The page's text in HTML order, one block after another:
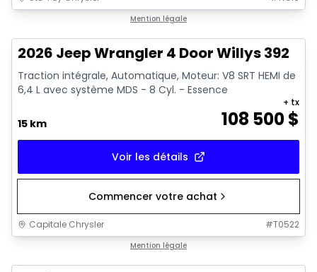
Mention légale
2026 Jeep Wrangler 4 Door Willys 392
Traction intégrale, Automatique, Moteur: V8 SRT HEMI de
6,4 L avec système MDS - 8 Cyl. - Essence
15 km 108 500$
+ tx
Voir les détails
Commencer votre achat
Capitale Chrysler #T0522
Mention légale